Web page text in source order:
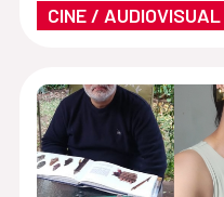
CINE / AUDIOVISUAL